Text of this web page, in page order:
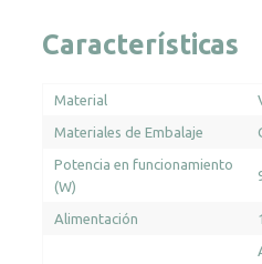
Características
Material
Materiales de Embalaje
Potencia en funcionamiento
(W)
Alimentación